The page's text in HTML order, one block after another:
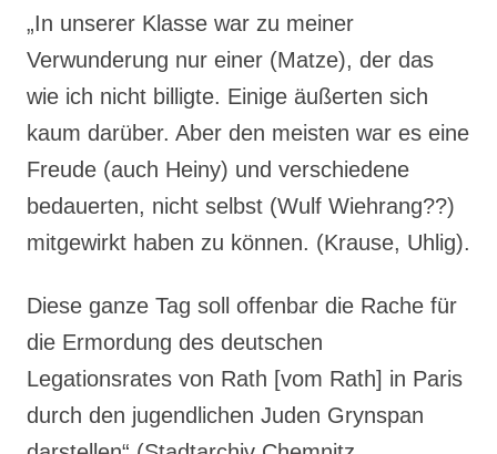
„In unserer Klasse war zu meiner
Verwunderung nur einer (Matze), der das
wie ich nicht billigte. Einige äußerten sich
kaum darüber. Aber den meisten war es eine
Freude (auch Heiny) und verschiedene
bedauerten, nicht selbst (Wulf Wiehrang??)
mitgewirkt haben zu können. (Krause, Uhlig).
Diese ganze Tag soll offenbar die Rache für
die Ermordung des deutschen
Legationsrates von Rath [vom Rath] in Paris
durch den jugendlichen Juden Grynspan